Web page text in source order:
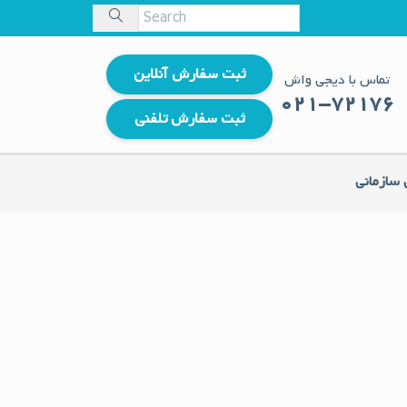
تماس با دیجی واش
021-72176
ثبت سفارش آنلاین
ثبت سفارش تلفنی